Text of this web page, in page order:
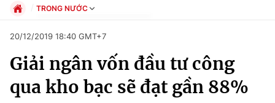
Chuyên mục
Chính trị
TRONG NƯỚC
Xã hội
Pháp luật
Kinh tế
Thể thao
20/12/2019 18:40 GMT+7
Giải ngân vốn đầu tư công
qua kho bạc sẽ đạt gần 88%